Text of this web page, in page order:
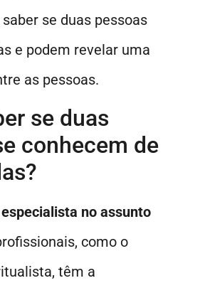
se duas pessoas
e podem revelar uma
as pessoas.
se duas
conhecem de
no assunto
como o
têm a